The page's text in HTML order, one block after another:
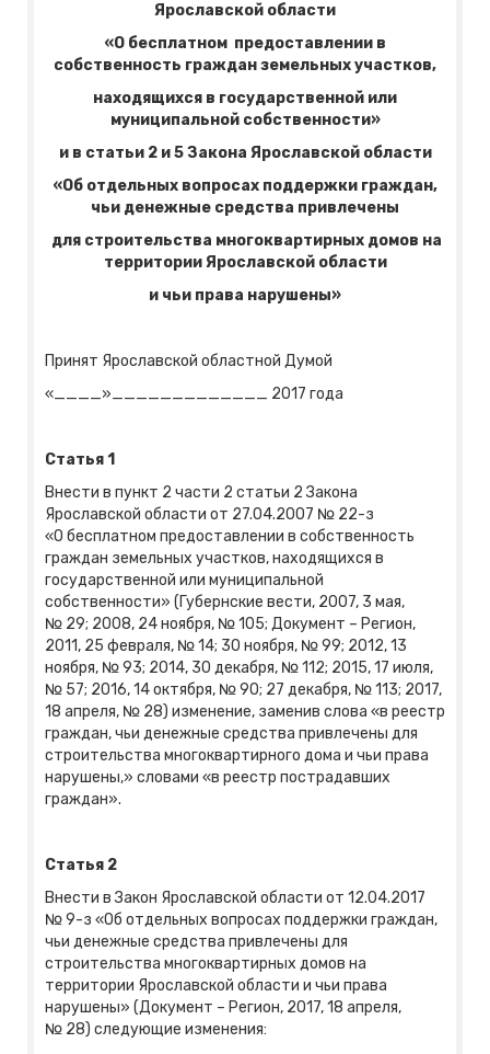
Ярославской области
«О бесплатном предоставлении в
собственность граждан земельных участков,
находящихся в государственной или
муниципальной собственности»
и в статьи 2 и 5 Закона Ярославской области
«Об отдельных вопросах поддержки граждан,
чьи денежные средства привлечены
для строительства многоквартирных домов на
территории Ярославской области
и чьи права нарушены»
Принят Ярославской областной Думой
«____»_____________ 2017 года
Статья 1
Внести в пункт 2 части 2 статьи 2 Закона
Ярославской области от 27.04.2007 № 22-з
«О бесплатном предоставлении в собственность
граждан земельных участков, находящихся в
государственной или муниципальной
собственности» (Губернские вести, 2007, 3 мая,
№ 29; 2008, 24 ноября, № 105; Документ – Регион,
2011, 25 февраля, № 14; 30 ноября, № 99; 2012, 13
ноября, № 93; 2014, 30 декабря, № 112; 2015, 17 июля,
№ 57; 2016, 14 октября, № 90; 27 декабря, № 113; 2017,
18 апреля, № 28) изменение, заменив слова «в реестр
граждан, чьи денежные средства привлечены для
строительства многоквартирного дома и чьи права
нарушены,» словами «в реестр пострадавших
граждан».
Статья 2
Внести в Закон Ярославской области от 12.04.2017
№ 9-з «Об отдельных вопросах поддержки граждан,
чьи денежные средства привлечены для
строительства многоквартирных домов на
территории Ярославской области и чьи права
нарушены» (Документ – Регион, 2017, 18 апреля,
№ 28) следующие изменения: